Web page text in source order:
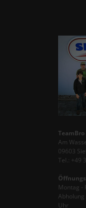
Am
09603
Tel.: +49
Montag -
Uhr